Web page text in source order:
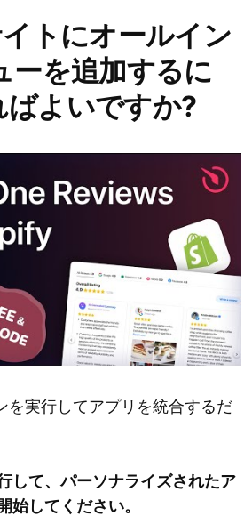
トにオールイン
ーを追加するに
よいですか?
を実行してアプリを統合するだ
して、パーソナライズされたア
始してください。